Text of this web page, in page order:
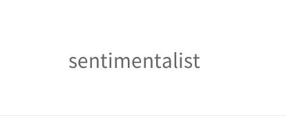
sentimentalist